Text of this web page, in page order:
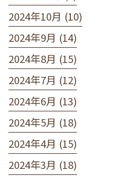
2024年10月 (10)
2024年9月 (14)
2024年8月 (15)
2024年7月 (12)
2024年6月 (13)
2024年5月 (18)
2024年4月 (15)
2024年3月 (18)